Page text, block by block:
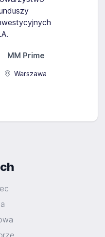
MM Prime
Warszawa